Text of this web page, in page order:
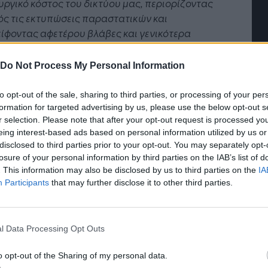
Do Not Process My Personal Information
opt-out of the sale, sharing to third parties, or processing of your
for targeted advertising by us, please use the below opt-out
selection. Please note that after your opt-out request is processed
interest-based ads based on personal information utilized by us
to third parties prior to your opt-out. You may separately
of your personal information by third parties on the IAB’s list of
This information may also be disclosed by us to third parties on the
Participants that may further disclose it to other third parties.
Data Processing Opt Outs
opt-out of the Sharing of my personal data.
κόστος του δικτύου μας, περιορίζοντας
τις εκτυπώσεις παραστατικών και
αφετέρου βλάβες και γενικότερα
χρήσης και συντήρησης φορολογικών
Ταυτόχρονα, αποτελεί μία σύγχρονη
καινοτομίας τηςPMMκαι υποστηρίζει τα
σχέδιά μας για τον περαιτέρω ψηφιακό
της λειτουργίας των καταστημάτων
στόχο πάντοτε τη βελτίωση της εμπειρίας των
αλλά και τη μείωση του περιβαλλοντικού
την ταχύτατη και απρόσκοπτη
των παραγγελιών των ηλεκτρονικών
ημέρες και ώρες, χωρίς την ανάγκη
«σύμμαχος» για κάθε
επιχείρηση και εργαζόμενο